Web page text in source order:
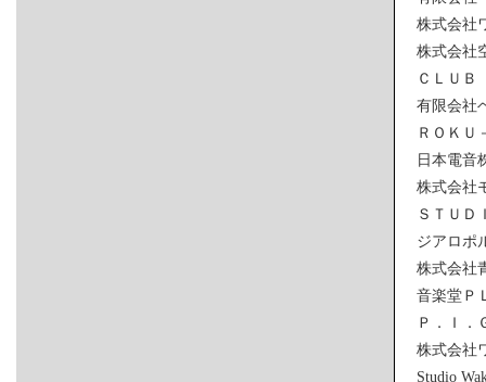
株式会社
株式会社
ＣＬＵ
有限会社
ＲＯＫＵ
日本電音
株式会社
ＳＴＵ
ジアロポ
株式会社
音楽堂Ｐ
Ｐ．Ｉ．
株式会社
Studio